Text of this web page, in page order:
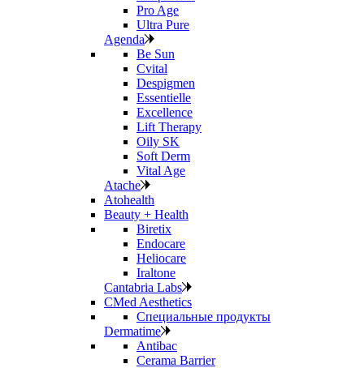
Pro Age
Ultra Pure
Agenda
Be Sun
Cvital
Despigmen
Essentielle
Excellence
Lift Therapy
Oily SK
Soft Derm
Vital Age
Atache
Atohealth
Beauty + Health
Biretix
Endocare
Heliocare
Iraltone
Cantabria Labs
CMed Aesthetics
Специальные продукты
Dermatime
Antibac
Cerama Barrier